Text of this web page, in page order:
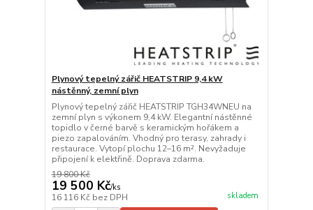
Plynový tepelný zářič HEATSTRIP 9,4 kW
nástěnný, zemní plyn
Plynový tepelný zářič HEATSTRIP TGH34WNEU na
zemní plyn s výkonem 9,4 kW. Elegantní nástěnné
topidlo v černé barvě s keramickým hořákem a
piezo zapalováním. Vhodný pro terasy, zahrady i
restaurace. Vytopí plochu 12–16 m². Nevyžaduje
připojení k elektřině. Doprava zdarma.
19 800 Kč
19 500 Kč/ks
16 116 Kč bez DPH skladem